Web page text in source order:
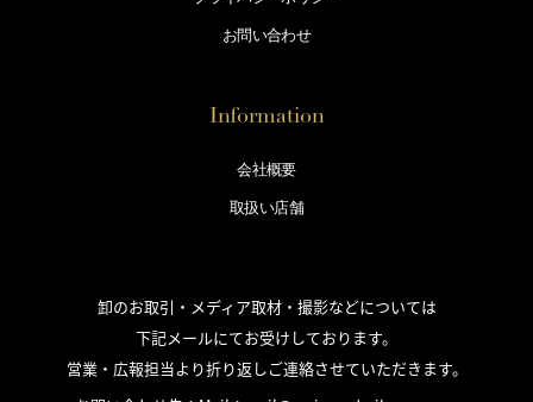
お問い合わせ
Information
会社概要
取扱い店舗
卸のお取引・メディア取材・撮影などについては
下記メールにてお受けしております。
営業・広報担当より折り返しご連絡させていただきます。